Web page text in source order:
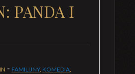
PANDA I
- FAMILIJNY, KOMEDIA,